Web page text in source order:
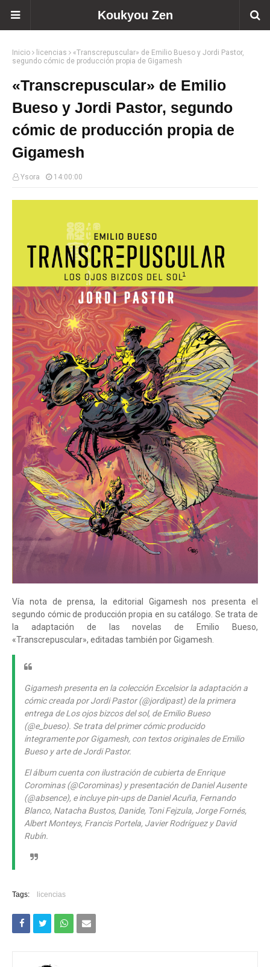
Koukyou Zen
Inicio licencias
«Transcrepuscular» de Emilio Bueso y Jordi Pastor,
segundo cómic de producción propia de Gigamesh
«Transcrepuscular» de Emilio
Bueso y Jordi Pastor, segundo
cómic de producción propia de
Gigamesh
Ysora 14:00:00
Vía nota de prensa, la editorial Gigamesh nos presenta el
segundo cómic de producción propia en su catálogo. Se trata de
la adaptación de las novelas de Emilio Bueso,
«Transcrepuscular», editadas también por Gigamesh.
Gigamesh presenta en la colección Excelsior la adaptación a
cómic creada por Jordi Pastor (@jordipast) de la primera
entrega de Los ojos bizcos del sol, de Emilio Bueso
(@e_bueso). Se trata del primer cómic producido
íntegramente por Gigamesh, con textos originales de Emilio
Bueso y arte de Jordi Pastor.
El álbum cuenta con ilustración de cubierta de Enrique
Corominas (@Corominas) y presentación de Daniel Ausente
(@absence), e incluye pin-ups de Daniel Acuña, Fernando
Blanco, Natacha Bustos, Danide, Toni Fejzula, Jorge Fornés,
Albert Monteys, Francis Portela, Javier Rodríguez y David
Rubín.
Tags: licencias